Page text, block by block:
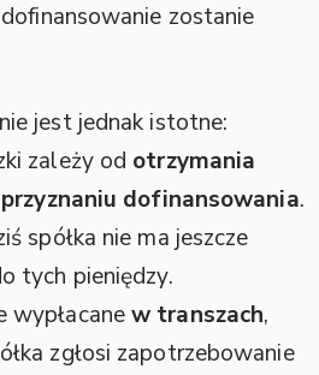
zostanie
jest jednak istotne:
zależy od otrzymania
dofinansowania.
spółka nie ma jeszcze
tych pieniędzy.
wypłacanew transzach,
zgłosi zapotrzebowanie